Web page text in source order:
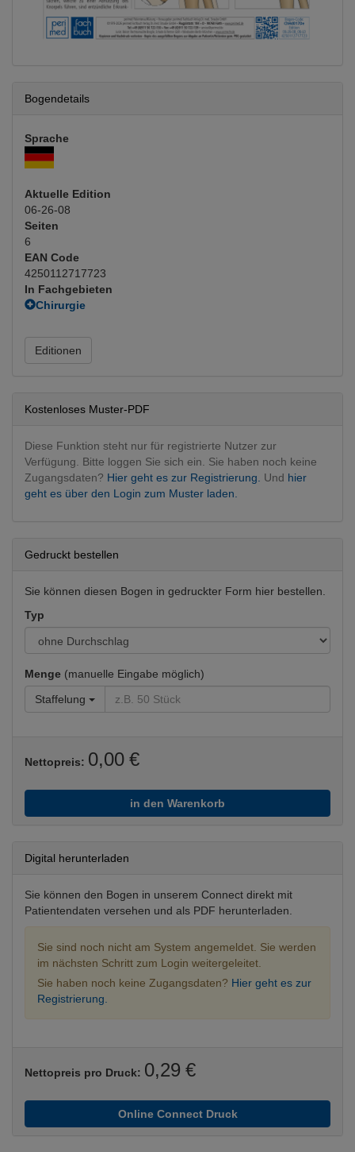
Bogendetails
Sprache
Aktuelle Edition
06-26-08
Seiten
6
EAN Code
4250112717723
In Fachgebieten
Chirurgie
Orthopädie, Traumatologie
Orthopädie operativ
Editionen
Kostenloses Muster-PDF
Diese Funktion steht nur für registrierte Nutzer zur
Verfügung. Bitte loggen Sie sich ein. Sie haben noch keine
Zugangsdaten? Hier geht es zur Registrierung. Und hier
geht es über den Login zum Muster laden.
Gedruckt bestellen
Sie können diesen Bogen in gedruckter Form hier bestellen.
Typ
Menge (manuelle Eingabe möglich)
Staffelung
Nettopreis: 0,00 €
in den Warenkorb
Digital herunterladen
Sie können den Bogen in unserem Connect direkt mit
Patientendaten versehen und als PDF herunterladen.
Sie sind noch nicht am System angemeldet. Sie werden
im nächsten Schritt zum Login weitergeleitet.
Sie haben noch keine Zugangsdaten? Hier geht es zur
Registrierung.
Nettopreis pro Druck: 0,29 €
Online Connect Druck